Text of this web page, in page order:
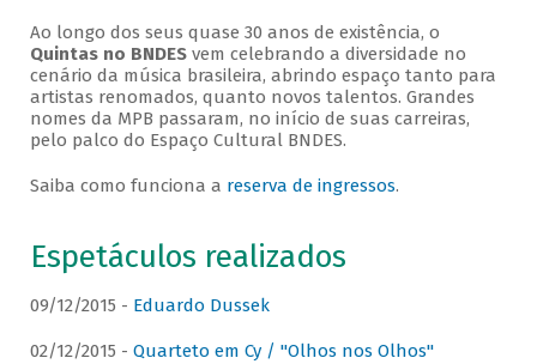
Ao longo dos seus quase 30 anos de existência, o
Quintas no BNDESvem celebrando a diversidade no
cenário da música brasileira, abrindo espaço tanto para
artistas renomados, quanto novos talentos. Grandes
nomes da MPB passaram, no início de suas carreiras,
pelo palco do Espaço Cultural BNDES.
Saiba como funciona a reserva de ingressos.
Espetáculos realizados
09/12/2015 - Eduardo Dussek
02/12/2015 - Quarteto em Cy / "Olhos nos Olhos"